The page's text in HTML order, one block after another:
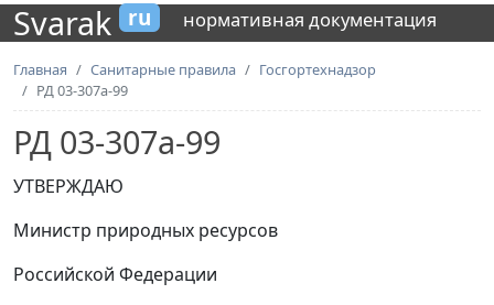
Svarak ru нормативная документация
Главная Санитарные правила
Госгортехнадзор
РД 03-307а-99
РД 03-307а-99
УТВЕРЖДАЮ
Министр природных ресурсов
Российской Федерации